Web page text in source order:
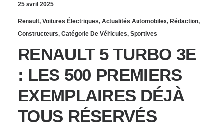
25 avril 2025
Renault, Voitures Électriques, Actualités Automobiles, Rédaction,
Constructeurs, Catégorie De Véhicules, Sportives
RENAULT 5 TURBO 3E
: LES 500 PREMIERS
EXEMPLAIRES DÉJÀ
TOUS RÉSERVÉS